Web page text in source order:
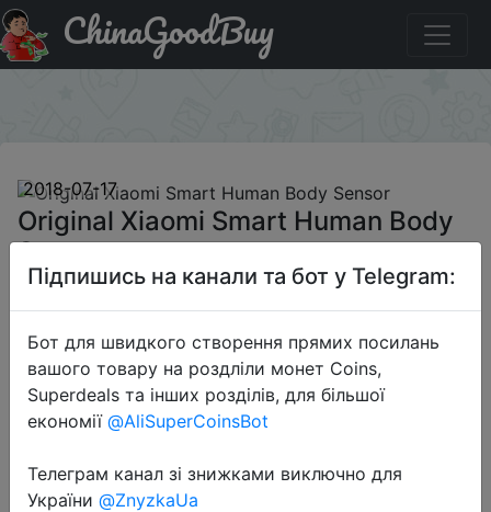
Промокод на знижку GB$Tt281410 Original Xiaomi Smart
Human Body Sensor
ChinaGoodBuy
2018-07-17
Original Xiaomi Smart Human Body
Sensor
$9.99
Промокод:"GB$Tt281410"
Підпишись на канали та бот у Telegram:
Бот для швидкого створення прямих посилань
вашого товару на роздліли монет Coins,
Superdeals та інших розділів, для більшої
економії @AliSuperCoinsBot
Телеграм канал зі знижками виключно для
України @ZnyzkaUa